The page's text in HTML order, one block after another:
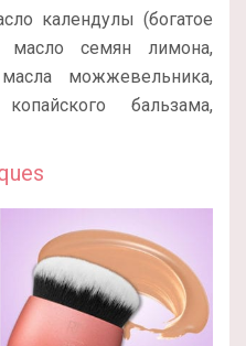
календулы (богатое
масло семян лимона,
можжевельника,
бальзама,